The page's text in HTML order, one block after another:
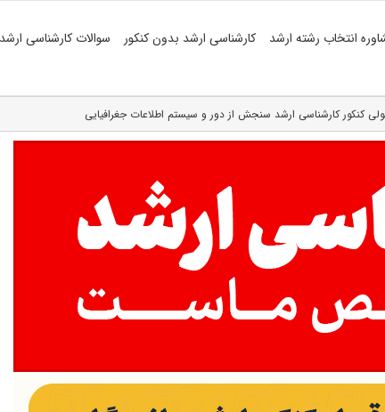
انتخاب رشته ارشد کارشناسی ارشد بدون کنکور سوالات کارشناسی ارشد
کنکور کارشناسی ارشد سنجش از دور و سیستم اطلاعات جغرافیایی